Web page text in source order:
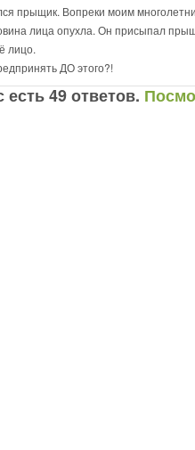
прыщик. Вопреки моим
лица опухла. Он присыпал
лицо.
ДО этого?!
49 ответов.